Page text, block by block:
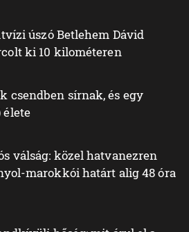
úszó Betlehem Dávid
ki 10 kilométeren
csendben sírnak, és egy
élete
válság: közel hatvanezren
marokkói határt alig 48 óra